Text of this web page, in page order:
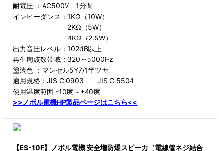
耐電圧 ：AC500V 1分間
インピーダンス：1KΩ（10W）
2KΩ（5W）
4KΩ（2.5W）
出力音圧レベル：102dB以上
再生周波数帯域：320～5000Hz
塗装色 ：マンセル5Y7/1半ツヤ
適用規格：JIS C 0903 JIS C 5504
使用温度範囲 -10度～+40度
>>ノボル電機HP製品ページはこちら<<
【ES-10F】ノボル電機 安全増防爆スピーカ（電線管ネジ結合